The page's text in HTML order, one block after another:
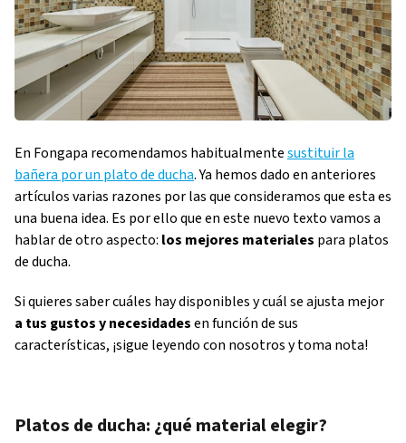
En Fongapa recomendamos habitualmentesustituir la
bañera por un plato de ducha. Ya hemos dado en anteriores
artículos varias razones por las que consideramos que esta es
una buena idea. Es por ello que en este nuevo texto vamos a
hablar de otro aspecto: los mejores materiales para platos
de ducha.
Si quieres saber cuáles hay disponibles y cuál se ajusta mejor
a tus gustos y necesidadesen función de sus
características, ¡sigue leyendo con nosotros y toma nota!
Platos de ducha: ¿qué material elegir?